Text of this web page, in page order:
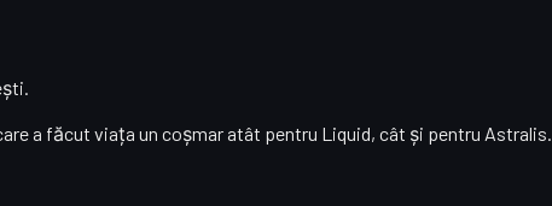
a făcut viața un coșmar atât pentru Liquid, cât și pentru Astralis.